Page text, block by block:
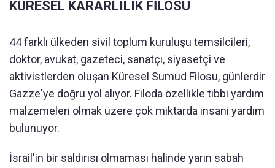
KÜRESEL KARARLILIK FİLOSU
44 farklı ülkeden sivil toplum kuruluşu temsilcileri,
doktor, avukat, gazeteci, sanatçı, siyasetçi ve
aktivistlerden oluşan Küresel Sumud Filosu, günlerdir
Gazze'ye doğru yol alıyor. Filoda özellikle tıbbi yardım
malzemeleri olmak üzere çok miktarda insani yardım
bulunuyor.
İsrail'in bir saldırısı olmaması halinde yarın sabah